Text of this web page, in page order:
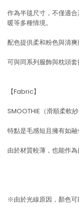
作為半毯尺寸，不僅適
暖等多種情境。
配色提供柔和粉色與清爽
可與同系列服飾與枕頭
【Fabric】
SMOOTHIE（滑順柔軟紗
特點是毛感短且擁有如融
由於材質較薄，也能作
※由於光線原因，顏色可